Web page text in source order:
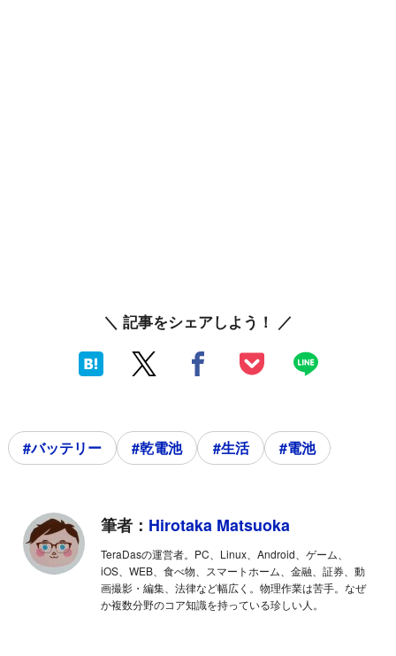
＼ 記事をシェアしよう！ ／
#バッテリー #乾電池 #生活 #電池
筆者： Hirotaka Matsuoka
TeraDasの運営者。PC、Linux、Android、ゲーム、
iOS、WEB、食べ物、スマートホーム、金融、証券、動
画撮影・編集、法律など幅広く。物理作業は苦手。なぜ
か複数分野のコア知識を持っている珍しい人。